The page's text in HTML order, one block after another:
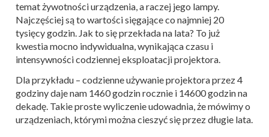
temat żywotności urządzenia, a raczej jego lampy.
Najczęściej są to wartości sięgające co najmniej 20
tysięcy godzin. Jak to się przekłada na lata? To już
kwestia mocno indywidualna, wynikająca czasu i
intensywności codziennej eksploatacji projektora.
Dla przykładu – codzienne używanie projektora przez 4
godziny daje nam 1460 godzin rocznie i 14600 godzin na
dekadę. Takie proste wyliczenie udowadnia, że mówimy o
urządzeniach, którymi można cieszyć się przez długie lata.